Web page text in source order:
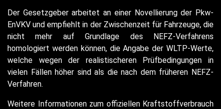
Der Gesetzgeber arbeitet an einer Novellierung der Pkw-
EnVKV und empfiehlt in der Zwischenzeit für Fahrzeuge, die
nicht mehr auf Grundlage des NEFZ-Verfahrens
homologiert werden können, die Angabe der WLTP-Werte,
welche wegen der realistischeren Prüfbedingungen in
vielen Fällen höher sind als die nach dem früheren NEFZ-
Verfahren.
Weitere Informationen zum offiziellen Kraftstoffverbrauch